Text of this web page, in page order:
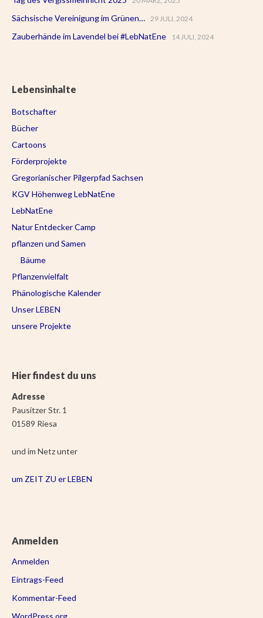
Sächsische Vereinigung im Grünen… 29 JULI, 2024
Zauberhände im Lavendel bei #LebNatEne 14 JULI, 2024
Lebensinhalte
Botschafter
Bücher
Cartoons
Förderprojekte
Gregorianischer Pilgerpfad Sachsen
KGV Höhenweg LebNatEne
LebNatEne
Natur Entdecker Camp
pflanzen und Samen
Bäume
Pflanzenvielfalt
Phänologische Kalender
Unser LEBEN
unsere Projekte
Hier findest du uns
Adresse
Pausitzer Str. 1
01589 Riesa
und im Netz unter
um ZEIT ZU er LEBEN
Anmelden
Anmelden
Eintrags-Feed
Kommentar-Feed
WordPress.org